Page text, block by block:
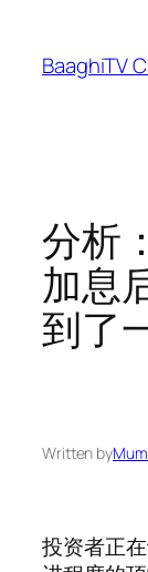
content
BaaghiTV
分析
加息
到了
Written by
投资者正